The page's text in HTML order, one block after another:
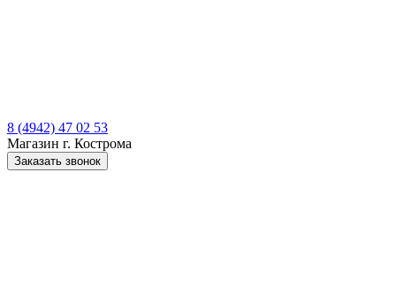
8 (4942) 47 02 53
Магазин г. Кострома
Заказать звонок